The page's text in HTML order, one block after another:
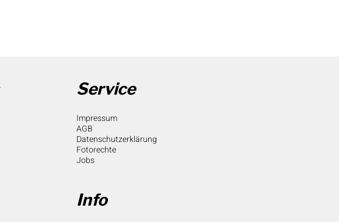
Service
Impressum
AGB
Datenschutzerklärung
Fotorechte
Jobs
Info